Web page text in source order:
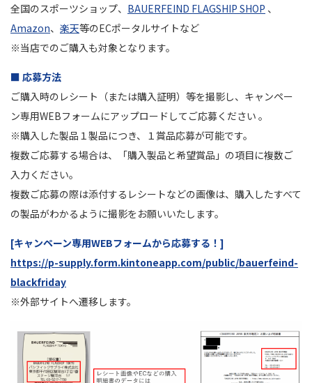
全国のスポーツショップ、 BAUERFEIND FLAGSHIP SHOP 、
Amazon、 楽天等のECポータルサイトなど
※当店でのご購入も対象となります。
■ 応募方法
ご購入時のレシート（または購入証明）等を撮影し、キャンペー
ン専用WEBフォームにアップロードしてご応募ください 。
※購入した製品１製品につき、１賞品応募が可能です。
複数ご応募する場合は、「購入製品と希望賞品」の項目に複数ご
入力ください。
複数ご応募の際は添付するレシートなどの画像は、購入したすべて
の製品がわかるように撮影をお願いいたします。
[キャンペーン専用WEBフォームから応募する！]
https://p-supply.form.kintoneapp.com/public/bauerfeind-
blackfriday
※外部サイトへ遷移します。